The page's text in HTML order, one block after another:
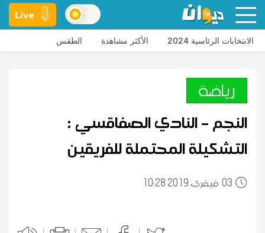
Live
الانتخابات الرئاسية 2024 الأكثر مشاهدة الطقس
رياضة
النجم – النادي الصفاقسي :
التشكيلة المحتملة للفريقين
03 10:28 2019 فيفري